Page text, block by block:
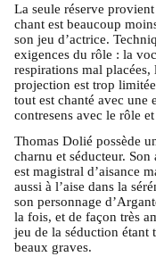
La seule réserve
chant est beaucoup
son jeu d’actrice.
exigences du rôle : la
respirations mal placées,
projection est trop
tout est chanté avec une
contresens avec le rôle
Thomas Dolié possède
charnu et séducteur.
est magistral d’aisance
aussi à l’aise dans la
son personnage
la fois, et de façon très
jeu de la séduction étant
beaux graves.